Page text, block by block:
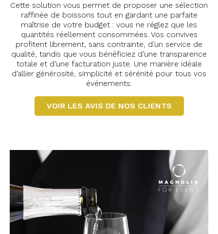
Cette solution vous permet de proposer une sélection
raffinée de boissons tout en gardant une parfaite
maîtrise de votre budget : vous ne réglez que les
quantités réellement consommées. Vos convives
profitent librement, sans contrainte, d’un service de
qualité, tandis que vous bénéficiez d’une transparence
totale et d’une facturation juste. Une manière idéale
d’allier générosité, simplicité et sérénité pour tous vos
événements.
VOIR LES AVIS DE NOS CLIENTS